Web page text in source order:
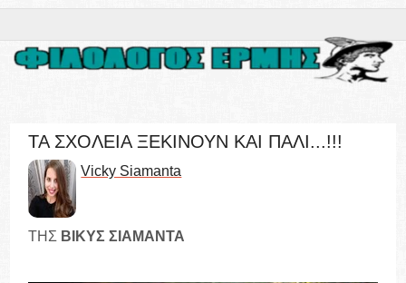
ΤΑ ΣΧΟΛΕΙΑ ΞΕΚΙΝΟΥΝ ΚΑΙ ΠΑΛΙ...!!!
Vicky Siamanta
ΤΗΣ ΒΙΚΥΣ ΣΙΑΜΑΝΤΑ